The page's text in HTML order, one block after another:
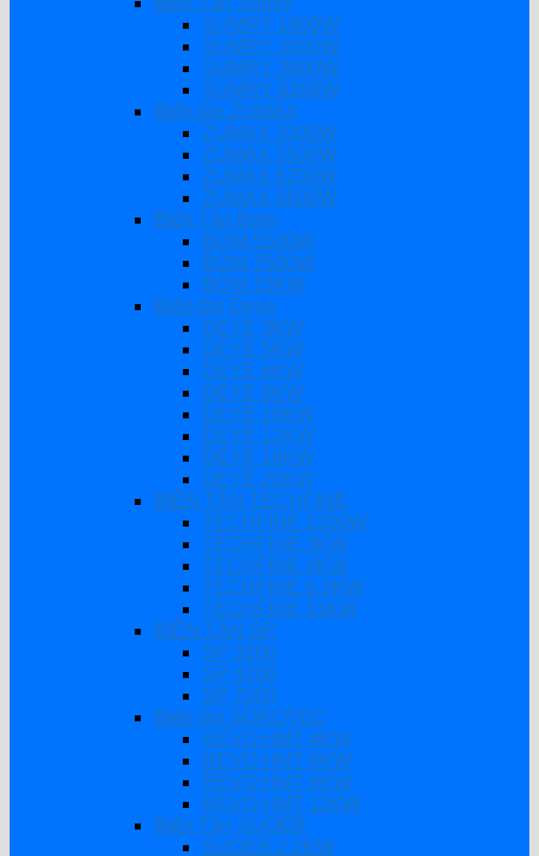
SUMRY 1800W
SUMRY 3000W
SUMRY 3800W
SUMRY 6200W
Biến tần ZUMAX
ZUMAX 3000W
ZUMAX 5500W
ZUMAX 6200W
ZUMAX 6600W
Biến Tần Bơm
BƠM 5500W
BƠM 7500W
BƠM 15KW
Biến tần Deye
DEYE 3KW
DEYE 5KW
DEYE 6KW
DEYE 8KW
DEYE 10KW
DEYE 12KW
DEYE 16KW
DEYE 20KW
BIẾN TẦN TECHFINE
TECHFINE 1200W
TECHFINE 3KW
TECHFINE 4KW
TECHFINE 6.2KW
TECHFINE 11KW
BIẾN TẦN SP
SP 3200
SP 4200
SP 7000
Biến tần SOROTEC
REVO HMT 4KW
REVO HMT 6KW
REVO HMT 8KW
REVO HMT 11KW
Biến Tần SUOER
SUOER 2.2KW